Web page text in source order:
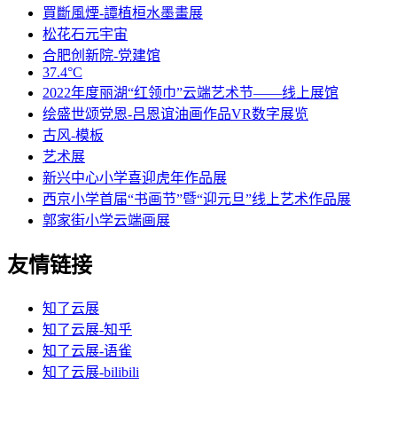
買斷風煙-譚植桓水墨畫展
松花石元宇宙
合肥创新院-党建馆
37.4°C
2022年度丽湖“红领巾”云端艺术节——线上展馆
绘盛世颂党恩-吕恩谊油画作品VR数字展览
古风-模板
艺术展
新兴中心小学喜迎虎年作品展
西京小学首届“书画节”暨“迎元旦”线上艺术作品展
郭家街小学云端画展
友情链接
知了云展
知了云展-知乎
知了云展-语雀
知了云展-bilibili